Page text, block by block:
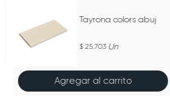
Tayrona colors abuj
25.703 Un
Agregar al carrito